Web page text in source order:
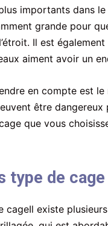
importants dans
grande pour
Il est
aiment avoir un
en compte est
être dangereux
que vous
type de cage
cageIl existe